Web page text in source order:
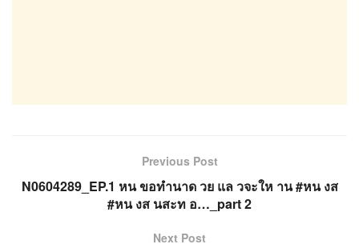
Previous Post
N0604289_EP.1 หน ขอทำนาด วย แล วจะให าน #หน งส
#หน งส นสะท อ…_part 2
Next Post